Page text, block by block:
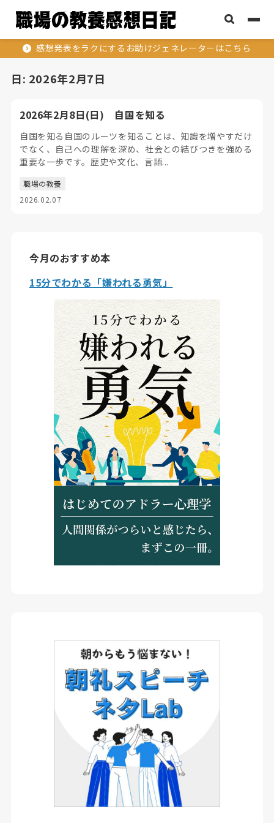
感想発表をラクにするお助けジェネレーターはこちら
日: 2026年2月7日
2026年2月8日(日) 自国を知る
自国を知る自国のルーツを知ることは、知識を増やすだけ
でなく、自己への理解を深め、社会との結びつきを強める
重要な一歩です。歴史や文化、言語...
職場の教養
2026.02.07
今月のおすすめ本
15分でわかる「嫌われる勇気」